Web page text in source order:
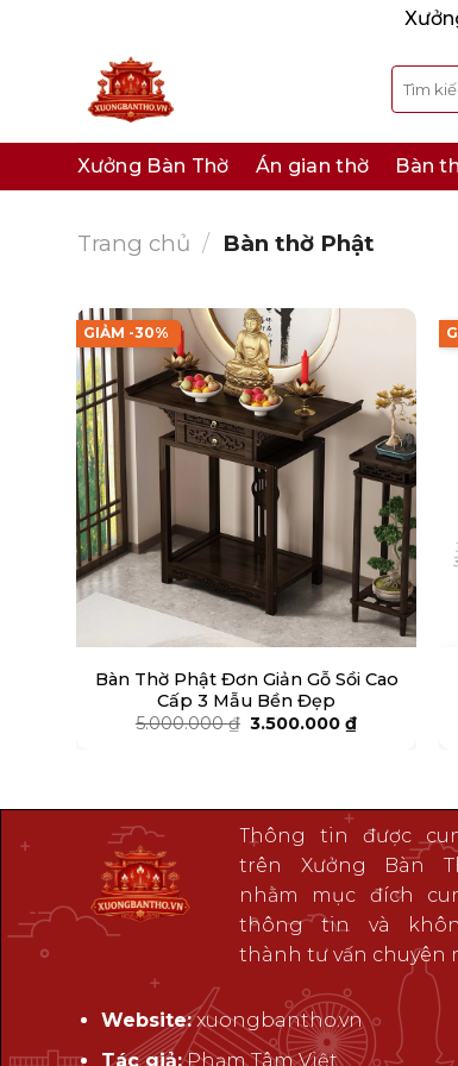
Tìm
kiếm:
Xưởng Bàn Thờ Án gian thờ Bàn
Trang chủ / Bàn thờ Phật
GIẢM -30%
Bàn Thờ Phật Đơn Giản Gỗ Sồi Cao
Cấp 3 Mẫu Bền Đẹp
5.000.000₫ Giá
3.500.000₫Giá
Thông tin được
trên Xưởng Bàn
nhằm mục đích
thông tin và
thành tư vấn chuyên
Website:xuongbantho.vn
Tác giả:Phạm Tâm Việt